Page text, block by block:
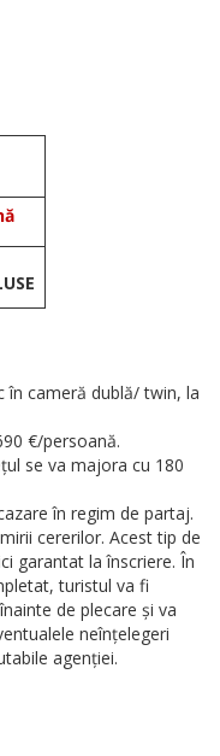
în cameră dublă/ twin, la
€/persoană.
se va majora cu 180
în regim de partaj.
cererilor. Acest tip de
garantat la înscriere. În
turistul va fi
de plecare și va
neînțelegeri
agenției.